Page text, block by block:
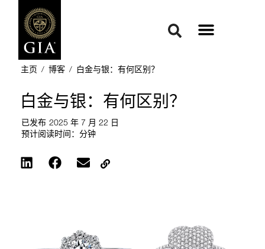
主页 / 博客 / 白金与银：有何区别？
白金与银：有何区别？
已发布 2025 年 7 月 22 日
预计阅读时间： 分钟